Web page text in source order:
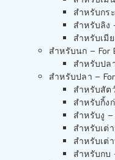
สำหรับกร
สำหรับลิง
สำหรับเมี
สำหรับนก – For
สำหรับปล
สำหรับปลา –
สำหรับสัต
สำหรับกิ้ง
สำหรับงู –
สำหรับเต่
สำหรับเต่
สำหรับกบ